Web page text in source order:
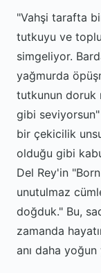
"Vahşi tarafta
tutkuyu ve
simgeliyor.
yağmurda
tutkunun doruk
gibi
bir çekicilik
olduğu gibi
Del Rey'in
unutulmaz
doğduk." Bu,
zamanda
anı daha yoğun